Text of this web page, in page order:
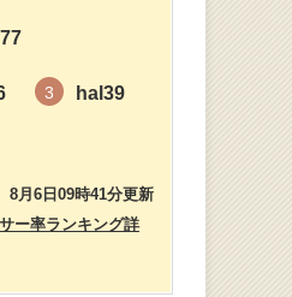
3 hal39
8月6日09時41分更新
ー率ランキング詳